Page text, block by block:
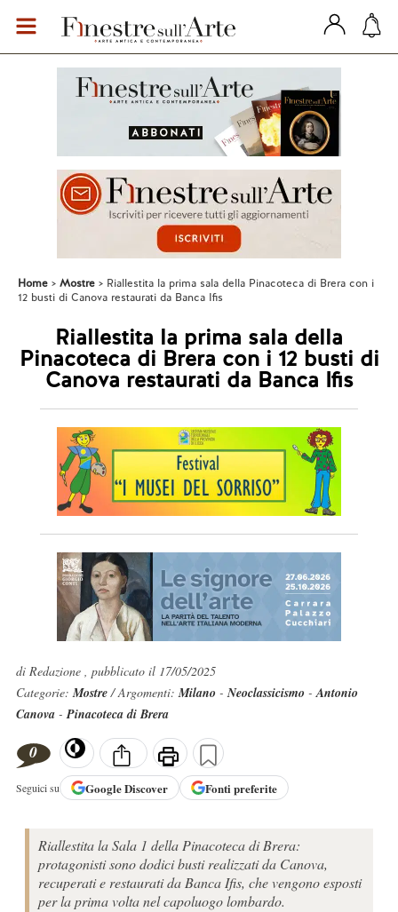
Home Mostre
Riallestita la prima sala della Pinacoteca di Brera con i
12 busti di Canova restaurati da Banca Ifis
Riallestita la prima sala della
Pinacoteca di Brera con i 12 busti di
Canova restaurati da Banca Ifis
di Redazione , pubblicato il 17/05/2025
Categorie:Mostre/ Argomenti:Milano -Neoclassicismo -Antonio
Canova-Pinacoteca di Brera
0
Seguici su GoogleDiscover Fonti preferite
Riallestita la Sala 1 della Pinacoteca di Brera:
protagonisti sono dodici busti realizzati da Canova,
recuperati e restaurati da Banca Ifis, che vengono esposti
per la prima volta nel capoluogo lombardo.